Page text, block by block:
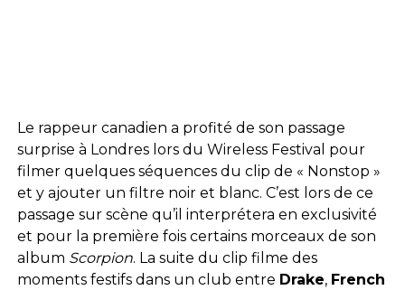
Le rappeur canadien a profité de son passage
surprise à Londres lors du Wireless Festival pour
filmer quelques séquences du clip de « Nonstop »
et y ajouter un filtre noir et blanc. C’est lors de ce
passage sur scène qu’il interprétera en exclusivité
et pour la première fois certains morceaux de son
album Scorpion. La suite du clip filme des
moments festifs dans un club entre Drake, French